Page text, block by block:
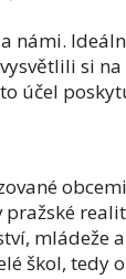
námi.
si
účel
mládeže
škol, tedy